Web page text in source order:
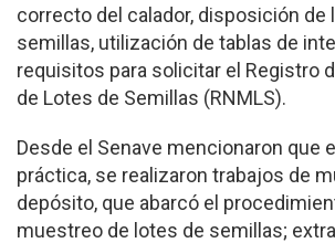
correcto del calador, disposición de
semillas, utilización de tablas de
requisitos para solicitar el Registro
de Lotes de Semillas (RNMLS).
Desde el Senave mencionaron que
práctica, se realizaron trabajos de
depósito, que abarcó el
muestreo de lotes de semillas;